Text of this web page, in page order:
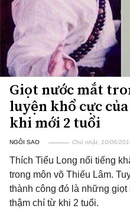
Giọt nước mắt
luyện khổ cực
khi mới 2 tuổi
NGÔI SAO Chủ nhật, 10/06/
Thích Tiểu Long nổi tiếng
trong môn võ Thiếu Lâm.
thành công đó là những
thậm chí từ khi 2 tuổi.